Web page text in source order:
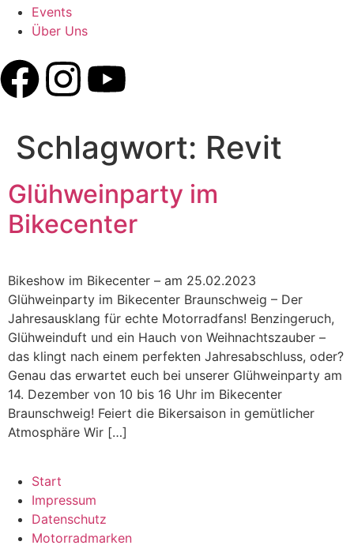
Events
Über Uns
Schlagwort: Revit
Glühweinparty im
Bikecenter
Bikeshow im Bikecenter – am 25.02.2023
Glühweinparty im Bikecenter Braunschweig – Der
Jahresausklang für echte Motorradfans! Benzingeruch,
Glühweinduft und ein Hauch von Weihnachtszauber –
das klingt nach einem perfekten Jahresabschluss, oder?
Genau das erwartet euch bei unserer Glühweinparty am
14. Dezember von 10 bis 16 Uhr im Bikecenter
Braunschweig! Feiert die Bikersaison in gemütlicher
Atmosphäre Wir […]
Start
Impressum
Datenschutz
Motorradmarken